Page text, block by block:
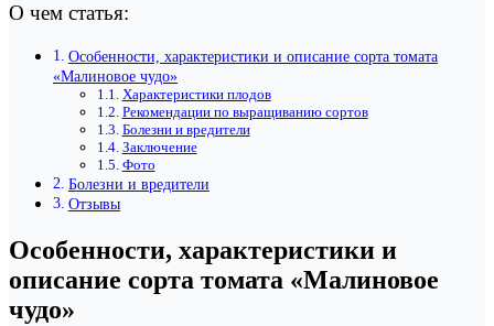
О чем статья:
Особенности, характеристики и описание сорта томата
«Малиновое чудо»
Характеристики плодов
Рекомендации по выращиванию сортов
Болезни и вредители
Заключение
Фото
Болезни и вредители
Отзывы
Особенности, характеристики и
описание сорта томата «Малиновое
чудо»